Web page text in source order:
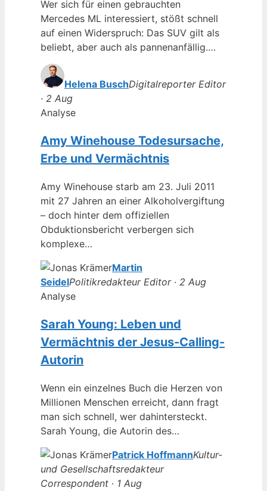
Wer sich für einen gebrauchten
Mercedes ML interessiert, stößt schnell
auf einen Widerspruch: Das SUV gilt als
beliebt, aber auch als pannenanfällig.…
Helena BuschDigitalreporter Editor
· 2 Aug
Analyse
Amy Winehouse Todesursache,
Erbe und Vermächtnis
Amy Winehouse starb am 23. Juli 2011
mit 27 Jahren an einer Alkoholvergiftung
– doch hinter dem offiziellen
Obduktionsbericht verbergen sich
komplexe…
Martin
SeidelPolitikredakteur Editor · 2 Aug
Analyse
Sarah Young: Leben und
Vermächtnis der Jesus-Calling-
Autorin
Wenn ein einzelnes Buch die Herzen von
Millionen Menschen erreicht, dann fragt
man sich schnell, wer dahintersteckt.
Sarah Young, die Autorin des…
Patrick HoffmannKultur-
und Gesellschaftsredakteur
Correspondent · 1 Aug